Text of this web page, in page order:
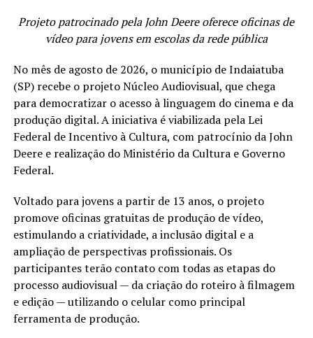
Projeto patrocinado pela John Deere oferece oficinas de
vídeo para jovens em escolas da rede pública
No mês de agosto de 2026, o município de Indaiatuba
(SP) recebe o projeto Núcleo Audiovisual, que chega
para democratizar o acesso à linguagem do cinema e da
produção digital. A iniciativa é viabilizada pela Lei
Federal de Incentivo à Cultura, com patrocínio da John
Deere e realização do Ministério da Cultura e Governo
Federal.
Voltado para jovens a partir de 13 anos, o projeto
promove oficinas gratuitas de produção de vídeo,
estimulando a criatividade, a inclusão digital e a
ampliação de perspectivas profissionais. Os
participantes terão contato com todas as etapas do
processo audiovisual — da criação do roteiro à filmagem
e edição — utilizando o celular como principal
ferramenta de produção.